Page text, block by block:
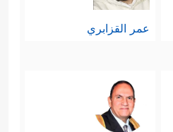
عمر القزابري